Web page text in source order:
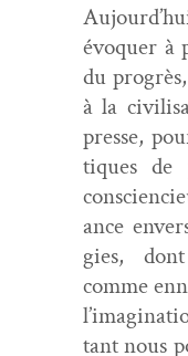
évo­quer à
du
à la
presse,
tiques de
ance
gies,
comme
tant nous